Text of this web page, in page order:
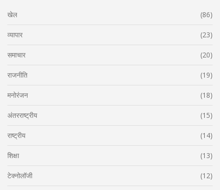
खेल (86)
व्यापार (23)
समाचार (20)
राजनीति (19)
मनोरंजन (18)
अंतरराष्ट्रीय (15)
राष्ट्रीय (14)
शिक्षा (13)
टेक्नोलॉजी (12)